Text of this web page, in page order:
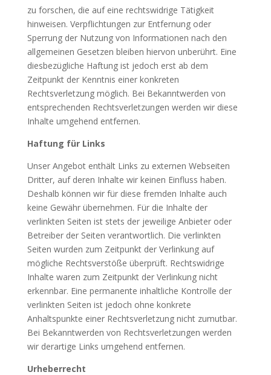
zu forschen, die auf eine rechtswidrige Tätigkeit
hinweisen. Verpflichtungen zur Entfernung oder
Sperrung der Nutzung von Informationen nach den
allgemeinen Gesetzen bleiben hiervon unberührt. Eine
diesbezügliche Haftung ist jedoch erst ab dem
Zeitpunkt der Kenntnis einer konkreten
Rechtsverletzung möglich. Bei Bekanntwerden von
entsprechenden Rechtsverletzungen werden wir diese
Inhalte umgehend entfernen.
Haftung für Links
Unser Angebot enthält Links zu externen Webseiten
Dritter, auf deren Inhalte wir keinen Einfluss haben.
Deshalb können wir für diese fremden Inhalte auch
keine Gewähr übernehmen. Für die Inhalte der
verlinkten Seiten ist stets der jeweilige Anbieter oder
Betreiber der Seiten verantwortlich. Die verlinkten
Seiten wurden zum Zeitpunkt der Verlinkung auf
mögliche Rechtsverstöße überprüft. Rechtswidrige
Inhalte waren zum Zeitpunkt der Verlinkung nicht
erkennbar. Eine permanente inhaltliche Kontrolle der
verlinkten Seiten ist jedoch ohne konkrete
Anhaltspunkte einer Rechtsverletzung nicht zumutbar.
Bei Bekanntwerden von Rechtsverletzungen werden
wir derartige Links umgehend entfernen.
Urheberrecht